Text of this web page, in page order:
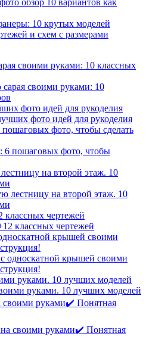
обзор 10 вариантов как
10 крутых моделей
и схем с размерами
своими руками: 10 классных
фото идей для рукоделия
фото, чтобы сделать
на второй этаж. 10
классных чертежей
крышей своими
руками. 10 лучших моделей
своими руками✔️ Понятная